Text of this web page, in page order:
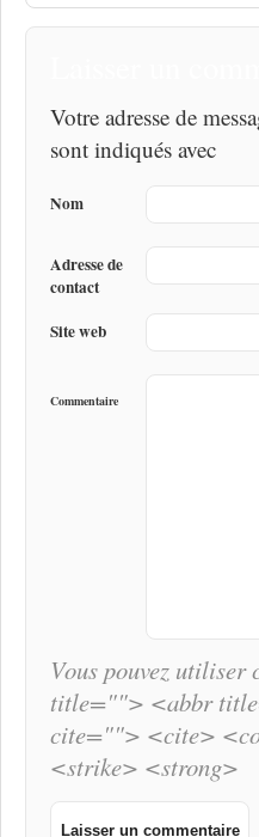
Votre adresse de
sont indiqués avec
Nom
Adresse de
contact
Site web
Commentaire
Vous pouvez utiliser
title=""> <abbr
cite=""> <cite>
<strike> <strong>